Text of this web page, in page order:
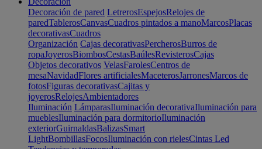
Decoración de pared LetrerosEspejosRelojes de
paredTablerosCanvasCuadros pintados a manoMarcosPlacas
decorativasCuadros
Organización Cajas decorativasPercherosBurros de
ropaJoyerosBiombosCestasBaúlesRevisterosCajas
Objetos decorativos VelasFarolesCentros de
mesaNavidadFlores artificialesMaceterosJarronesMarcos de
fotosFiguras decorativasCajitas y
joyerosRelojesAmbientadores
Iluminación LámparasIluminación decorativaIluminación para
mueblesIluminación para dormitorioIluminación
exteriorGuirnaldasBalizasSmart
LightBombillasFocosIluminación con rielesCintas Led